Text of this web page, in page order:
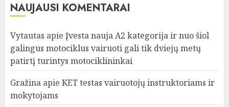
NAUJAUSI KOMENTARAI
Vytautas apie Įvesta nauja A2 kategorija ir nuo šiol
galingus motociklus vairuoti gali tik dviejų metų
patirtį turintys motociklininkai
Gražina apie KET testas vairuotojų instruktoriams ir
mokytojams